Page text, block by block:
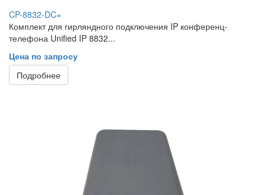
CP-8832-DC=
Комплект для гирляндного подключения IP конференц-
телефона Unified IP 8832...
Цена по запросу
Подробнее